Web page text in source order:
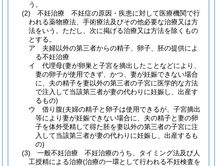
う。
(2)
不妊治療 不妊症の原因・疾患に対して医療機関で行
われる薬物療法、手術療法及びその他必要な治療又は方
法をいう。 ただし、次に掲げる治療又は方法を除くもの
とする。
ア
夫婦以外の第三者からの精子、卵子、胚の提供によ
る不妊治療
イ
代理母(妻が卵巣と子宮を摘出したことなどにより、
妻の卵子が使用できず、かつ、妻が妊娠できない場合
に、夫の精子を妻以外の第三者の子宮に医学的な方法
で注入して当該第三者が妻の代わりに妊娠し、出産す
るもの)
ウ
借り腹(夫婦の精子と卵子は使用できるが、子宮摘出
等により妻が妊娠できない場合に、夫の精子と妻の卵
子を体外受精して得た胚を妻以外の第三者の子宮に注
入して当該第三者が妻の代わりに妊娠し、出産するも
の)
(3)
一般不妊治療 不妊治療のうち、タイミング法及び人
工授精による治療(治療の一環として行われる不妊検査を